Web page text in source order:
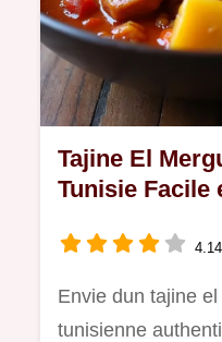
Tajine El
Tunisie Facile
Envie dun tajine
tunisienne